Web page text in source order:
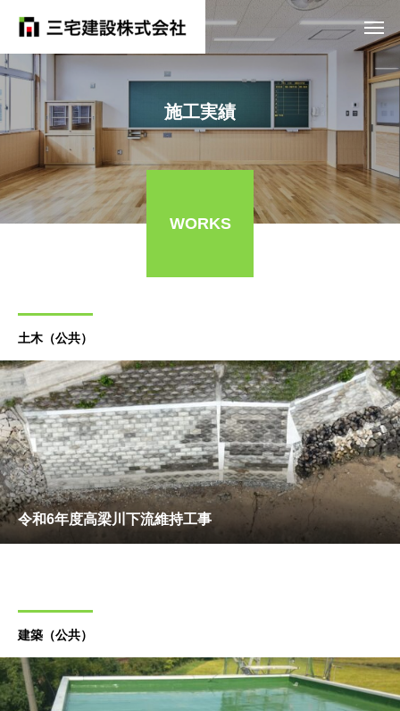
施工実績
WORKS
土木（公共）
令和6年度高梁川下流維持工事
建築（公共）